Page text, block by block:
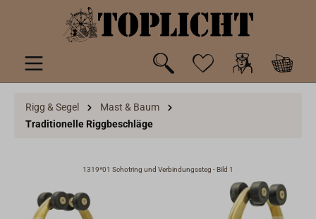
springen
Rigg & Segel
Mast & Baum
Traditionelle Riggbeschläge
1319*01 Schotring und Verbindungssteg - Bild 1